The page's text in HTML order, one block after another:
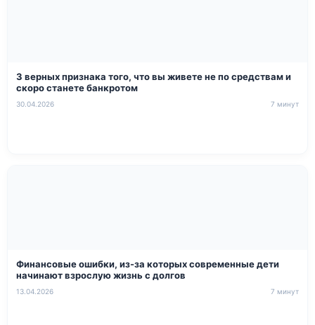
3 верных признака того, что вы живете не по средствам и
скоро станете банкротом
30.04.2026 7 минут
Финансовые ошибки, из-за которых современные дети
начинают взрослую жизнь с долгов
13.04.2026 7 минут